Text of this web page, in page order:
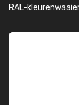
RAL-